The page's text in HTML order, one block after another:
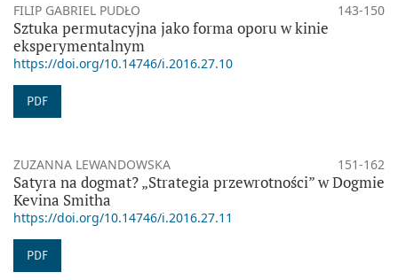
FILIP GABRIEL PUDŁO 143-150
Sztuka permutacyjna jako forma oporu w kinie
eksperymentalnym
https://doi.org/10.14746/i.2016.27.10
PDF
ZUZANNA LEWANDOWSKA 151-162
Satyra na dogmat? „Strategia przewrotności” w Dogmie
Kevina Smitha
https://doi.org/10.14746/i.2016.27.11
PDF